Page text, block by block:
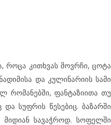
როცა კითხვას მოვრჩი, ცოტა
და კულინარიის სამი
რომანებში, ფანტაზიითა თუ
სუფრის წესებიც. ბაზარში
სავაჭროდ. სოფელში